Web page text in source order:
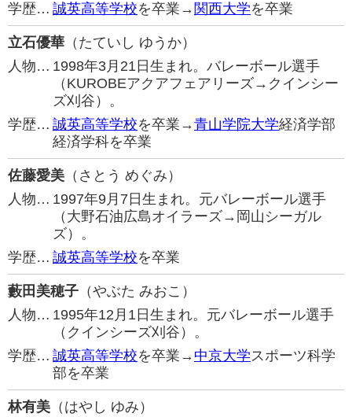
学歴… 誠英高等学校を卒業→ 関西大学を卒業
立石優華 （たていし ゆうか）
人物… 1998年3月21日生まれ。バレーボール選手
（KUROBEアクアフェアリーズ→クインシー
ズ刈谷）。
学歴… 誠英高等学校を卒業→青山学院大学経済学部
経済学科を卒業
佐藤愛美 （さとう めぐみ）
人物… 1997年9月7日生まれ。元バレーボール選手
（大野石油広島オイラーズ→岡山シーガル
ズ）。
学歴… 誠英高等学校を卒業
藪田美穂子 （やぶた みおこ）
人物… 1995年12月1日生まれ。元バレーボール選手
（クインシーズ刈谷）。
学歴… 誠英高等学校を卒業→ 中京大学スポーツ科学
部を卒業
林有美 （はやし ゆみ）